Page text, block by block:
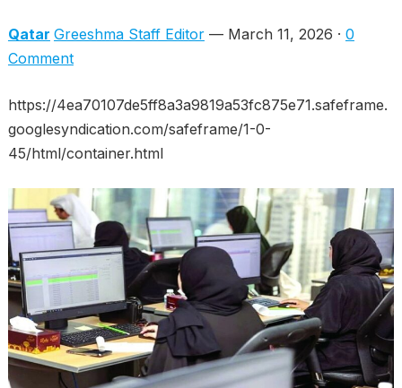
Qatar Greeshma Staff Editor— March 11, 2026 · 0
Comment
https://4ea70107de5ff8a3a9819a53fc875e71.safeframe.
googlesyndication.com/safeframe/1-0-
45/html/container.html